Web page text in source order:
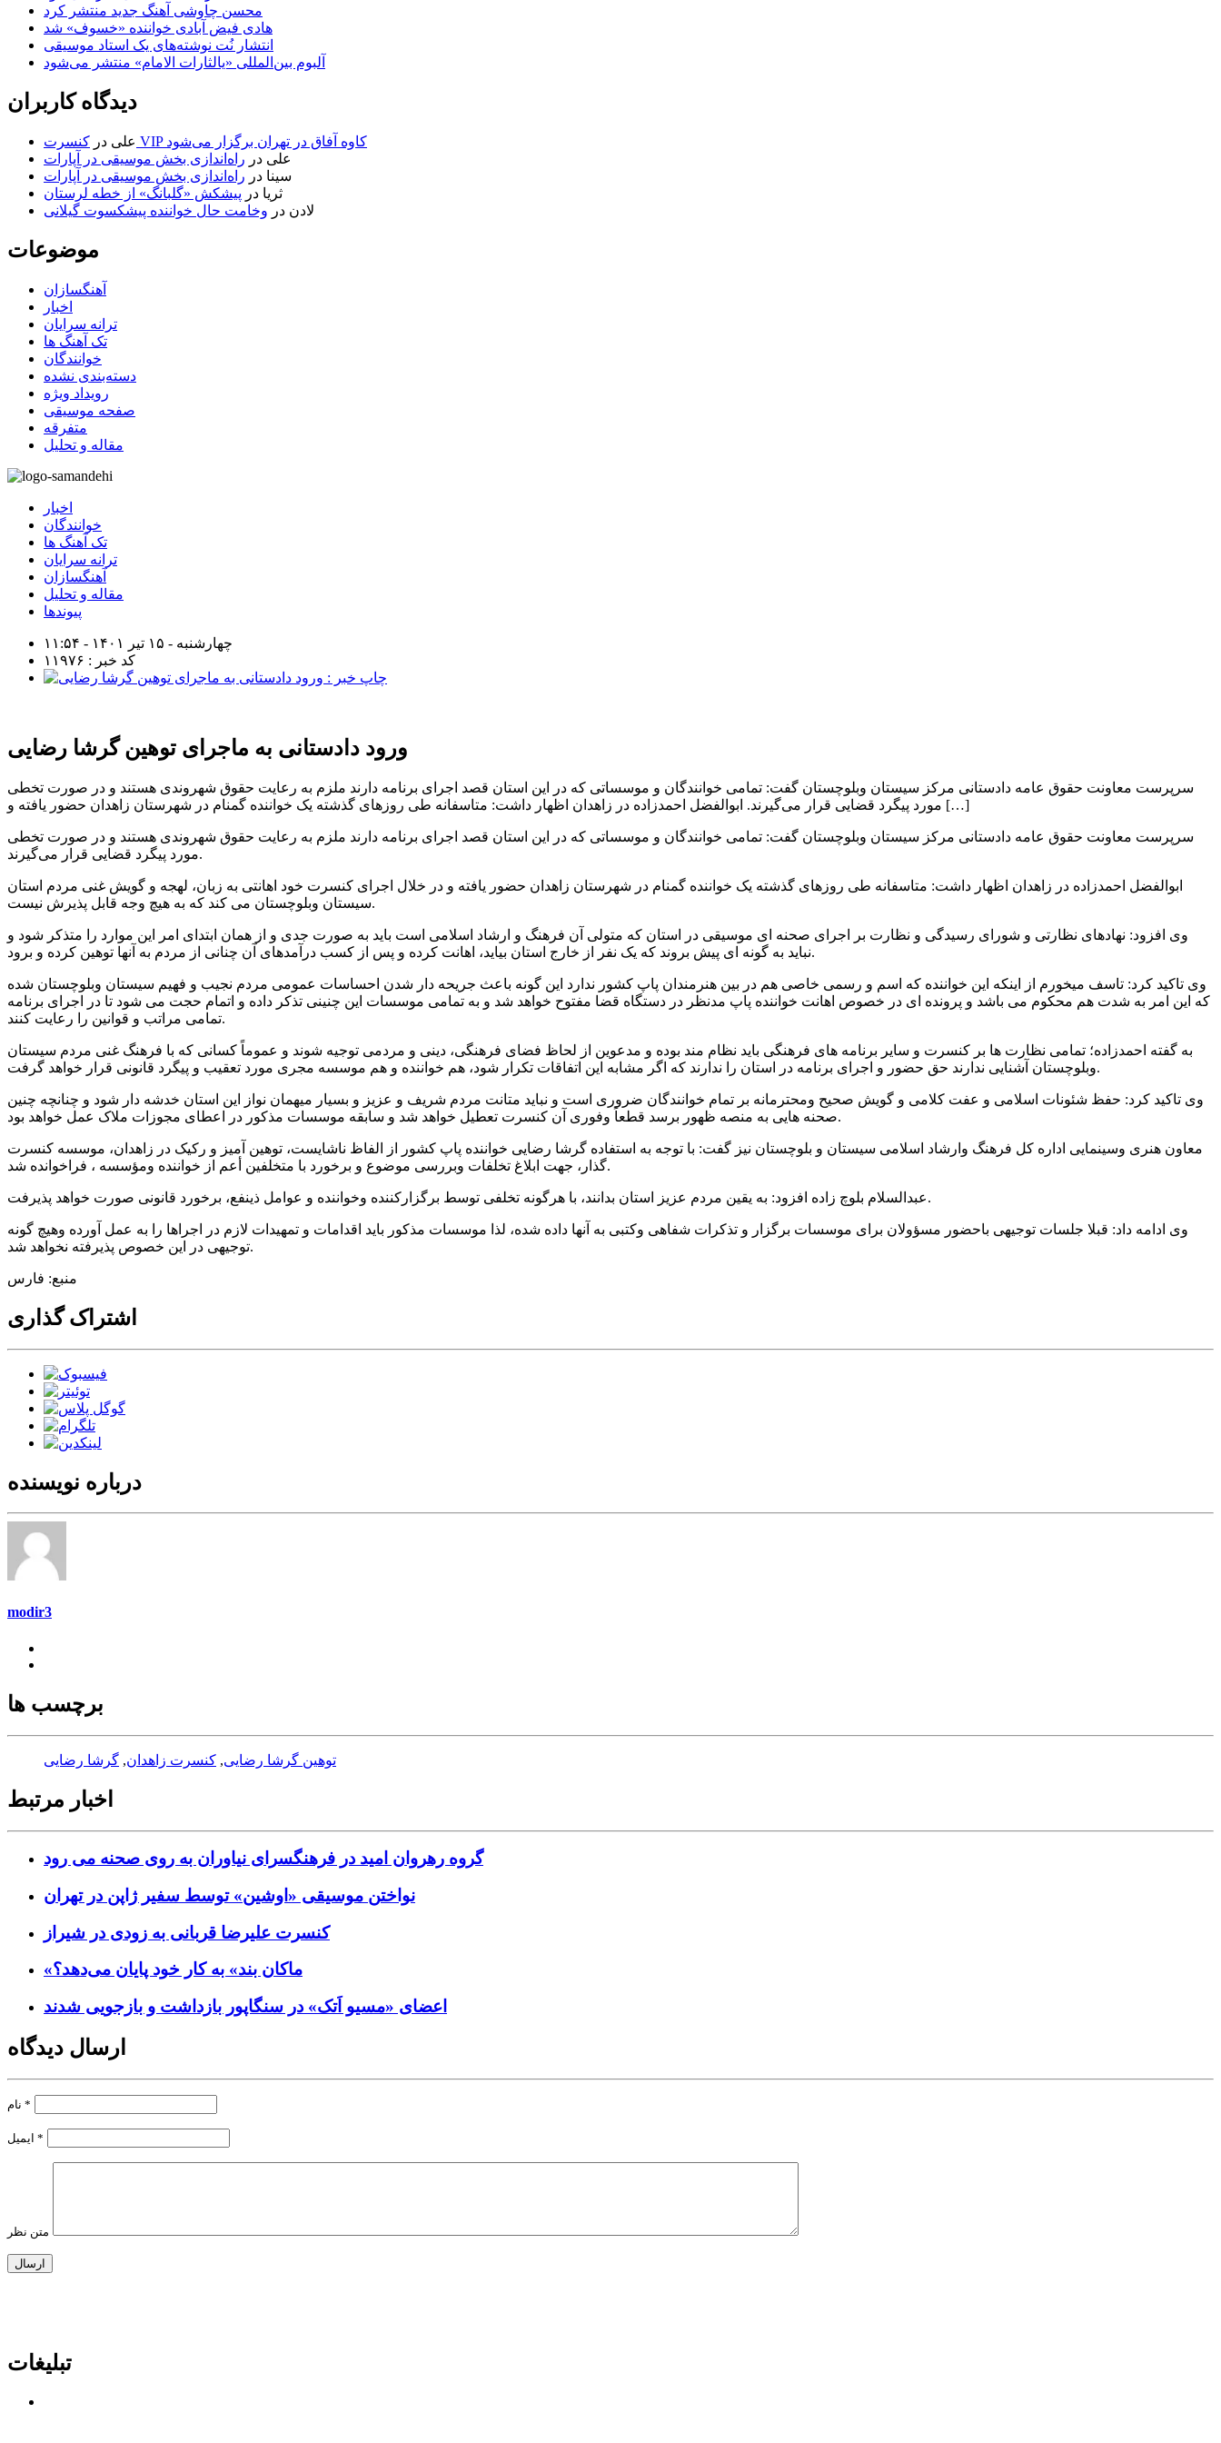
محسن چاوشی آهنگ جدید منتشر کرد
هادی فیض آبادی خواننده «خسوف» شد
انتشار نُت نوشته‌های یک استاد موسیقی
آلبوم بین‌المللی «یالثارات الامام» منتشر می‌شود
دیدگاه کاربران
علی در
کنسرت VIP کاوه آفاق در تهران برگزار می‌شود
علی در راه‌اندازی بخش موسیقی در آپارات
سینا در راه‌اندازی بخش موسیقی در آپارات
ثریا در پیشکش «گلبانگ» از خطه لرستان
لادن در وخامت حال خواننده پیشکسوت گیلانی
موضوعات
آهنگسازان
اخبار
ترانه سرایان
تک آهنگ ها
خوانندگان
دسته‌بندی نشده
رویداد ویژه
صفحه موسیقی
متفرقه
مقاله و تحلیل
اخبار
خوانندگان
تک آهنگ ها
ترانه سرایان
آهنگسازان
مقاله و تحلیل
پیوندها
چهارشنبه - ۱۵ تیر ۱۴۰۱ - ۱۱:۵۴
کد خبر : ۱۱۹۷۶
ورود دادستانی به ماجرای توهین گرشا رضایی
سرپرست معاونت حقوق عامه دادستانی مرکز سیستان وبلوچستان گفت: تمامی خوانندگان و موسساتی که در این استان قصد اجرای برنامه دارند ملزم به رعایت حقوق شهروندی هستند و در صورت تخطی
مورد پیگرد قضایی قرار می‌گیرند. ابوالفضل احمدزاده در زاهدان اظهار داشت: متاسفانه طی روزهای گذشته یک خواننده گمنام در شهرستان زاهدان حضور یافته و […]
سرپرست معاونت حقوق عامه دادستانی مرکز سیستان وبلوچستان گفت: تمامی خوانندگان و موسساتی که در این استان قصد اجرای برنامه دارند ملزم به رعایت حقوق شهروندی هستند و در صورت تخطی
مورد پیگرد قضایی قرار می‌گیرند.
ابوالفضل احمدزاده در زاهدان اظهار داشت: متاسفانه طی روزهای گذشته یک خواننده گمنام در شهرستان زاهدان حضور یافته و در خلال اجرای کنسرت خود اهانتی به زبان، لهجه و گویش غنی مردم استان
سیستان وبلوچستان می کند که به هیچ وجه قابل پذیرش نیست.
وی افزود: نهادهای نظارتی و شورای رسیدگی و نظارت بر اجرای صحنه ای موسیقی در استان که متولی آن فرهنگ و ارشاد اسلامی است باید به صورت جدی و از همان ابتدای امر این موارد را متذکر شود و
نباید به گونه ای پیش بروند که یک نفر از خارج استان بیاید، اهانت کرده و پس از کسب درآمدهای آن چنانی از مردم به آنها توهین کرده و برود.
وی تاکید کرد: تاسف میخورم از اینکه این خواننده که اسم و رسمی خاصی هم در بین هنرمندان پاپ کشور ندارد این گونه باعث جریحه دار شدن احساسات عمومی مردم نجیب و فهیم سیستان وبلوچستان شده
که این امر به شدت هم محکوم می باشد و پرونده ای در خصوص اهانت خواننده پاپ مدنظر در دستگاه قضا مفتوح خواهد شد و به تمامی موسسات این چنینی تذکر داده و اتمام حجت می شود تا در اجرای برنامه
تمامی مراتب و قوانین را رعایت کنند.
به گفته احمدزاده؛ تمامی نظارت ها بر کنسرت و سایر برنامه های فرهنگی باید نظام مند بوده و مدعوین از لحاظ فضای فرهنگی، دینی و مردمی توجیه شوند و عموماً کسانی که با فرهنگ غنی مردم سیستان
وبلوچستان آشنایی ندارند حق حضور و اجرای برنامه در استان را ندارند که اگر مشابه این اتفاقات تکرار شود، هم خواننده و هم موسسه مجری مورد تعقیب و پیگرد قانونی قرار خواهد گرفت.
وی تاکید کرد: حفظ شئونات اسلامی و عفت کلامی و گویش صحیح ومحترمانه بر تمام خوانندگان ضروری است و نباید متانت مردم شریف و عزیز و بسیار میهمان نواز این استان خدشه دار شود و چنانچه چنین
صحنه هایی به منصه ظهور برسد قطعاً وفوری آن کنسرت تعطیل خواهد شد و سابقه موسسات مذکور در اعطای مجوزات ملاک عمل خواهد بود.
معاون هنری وسینمایی اداره کل فرهنگ وارشاد اسلامی سیستان و بلوچستان نیز گفت: با توجه به استفاده گرشا رضایی خواننده پاپ کشور از الفاظ ناشایست، توهین آمیز و رکیک در زاهدان، موسسه کنسرت
گذار، جهت ابلاغ تخلفات وبررسی موضوع و برخورد با متخلفین أعم از خواننده ومؤسسه ، فراخوانده شد.
عبدالسلام بلوچ زاده افزود: به یقین مردم عزیز استان بدانند، با هرگونه تخلفی توسط برگزارکننده وخواننده و عوامل ذینفع، برخورد قانونی صورت خواهد پذیرفت.
وی ادامه داد: قبلا جلسات توجیهی باحضور مسؤولان برای موسسات برگزار و تذکرات شفاهی وکتبی به آنها داده شده، لذا موسسات مذکور باید اقدامات و تمهیدات لازم در اجراها را به عمل آورده وهیچ گونه
توجیهی در این خصوص پذیرفته نخواهد شد.
منبع: فارس
اشتراک گذاری
درباره نویسنده
modir3
برچسب ها
توهین گرشا رضایی, کنسرت زاهدان, گرشا رضایی
اخبار مرتبط
گروه رهروان امید در فرهنگسرای نیاوران به روی صحنه می رود
نواختن موسیقی «اوشین» توسط سفیر ژاپن در تهران
کنسرت علیرضا قربانی به زودی در شیراز
«ماکان بند» به کار خود پایان می‌دهد؟
اعضای «مسیو اَتک» در سنگاپور بازداشت و بازجویی شدند
ارسال دیدگاه
*
*
متن نظر
تبلیغات